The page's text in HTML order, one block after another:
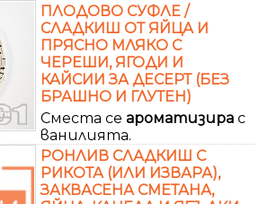
ПЛОДОВО СУФЛЕ /
СЛАДКИШ ОТ ЯЙЦА И
ПРЯСНО МЛЯКО С
ЧЕРЕШИ, ЯГОДИ И
КАЙСИИ ЗА ДЕСЕРТ (БЕЗ
БРАШНО И ГЛУТЕН)
Сместа се ароматизира с
ванилията.
РОНЛИВ СЛАДКИШ С
РИКОТА (ИЛИ ИЗВАРА),
ЗАКВАСЕНА СМЕТАНА,